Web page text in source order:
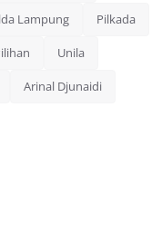
Lampung Pilkada
Unila
Arinal Djunaidi